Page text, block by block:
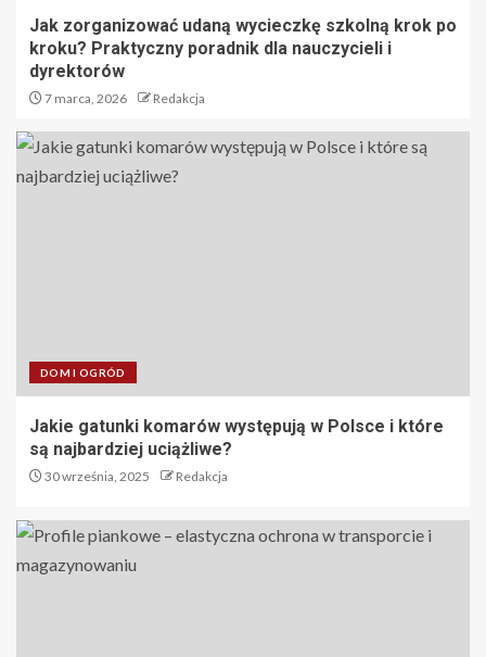
Jak zorganizować udaną wycieczkę szkolną krok po
kroku? Praktyczny poradnik dla nauczycieli i
dyrektorów
7 marca, 2026 Redakcja
DOM I OGRÓD
Jakie gatunki komarów występują w Polsce i które
są najbardziej uciążliwe?
30 września, 2025 Redakcja